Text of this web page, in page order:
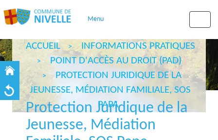
Menu
ACCUEIL
INFORMATIONS PRATIQUES
POINT D'ACCÈS AU DROIT (PAD)
PROTECTION JURIDIQUE DE LA
JEUNESSE, MÉDIATION FAMILIALE, SOS
PAPA
Protection Juridique de la
Jeunesse, Médiation